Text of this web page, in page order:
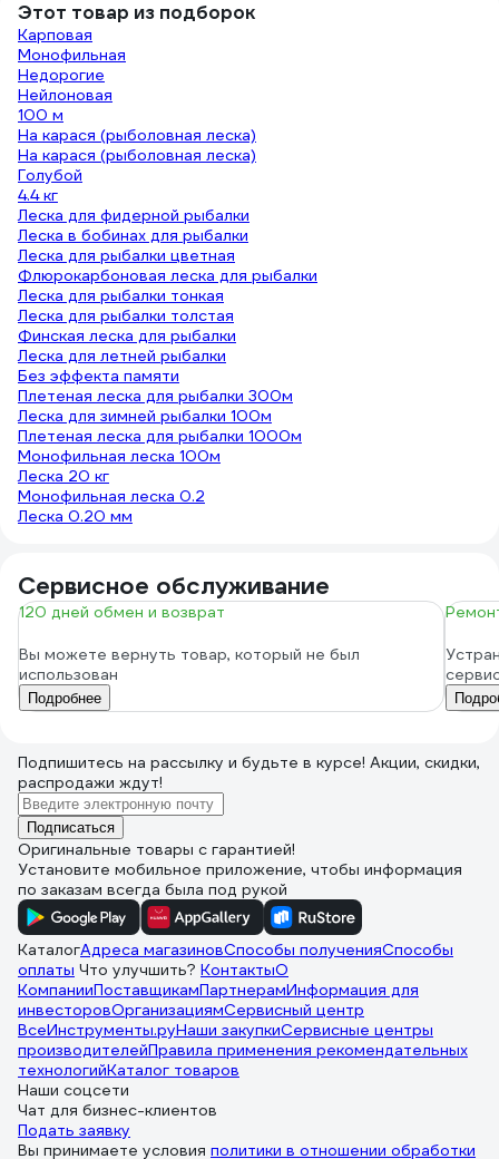
Этот товар из подборок
Карповая
Монофильная
Недорогие
Нейлоновая
100 м
На карася (рыболовная леска)
На карася (рыболовная леска)
Голубой
4.4 кг
Леска для фидерной рыбалки
Леска в бобинах для рыбалки
Леска для рыбалки цветная
Флюрокарбоновая леска для рыбалки
Леска для рыбалки тонкая
Леска для рыбалки толстая
Финская леска для рыбалки
Леска для летней рыбалки
Без эффекта памяти
Плетeная леска для рыбалки 300м
Леска для зимней рыбалки 100м
Плетeная леска для рыбалки 1000м
Монофильная леска 100м
Леска 20 кг
Монофильная леска 0.2
Леска 0.20 мм
Сервисное обслуживание
120 дней обмен и возврат
Вы можете вернуть товар, который не был
использован
Подробнее
Подпишитесь на рассылку и будьте в курсе! Акции, скидки,
распродажи ждут!
Подписаться
Оригинальные товары с гарантией!
Установите мобильное приложение, чтобы информация
по заказам всегда была под рукой
КаталогАдреса магазиновСпособы полученияСпособы
оплаты Что улучшить? КонтактыО
КомпанииПоставщикамПартнерамИнформация для
инвесторовОрганизациямСервисный центр
ВсеИнструменты.руНаши закупкиСервисные центры
производителейПравила применения рекомендательных
технологийКаталог товаров
Наши соцсети
Чат для бизнес-клиентов
Подать заявку
Вы принимаете условия политики в отношении обработки